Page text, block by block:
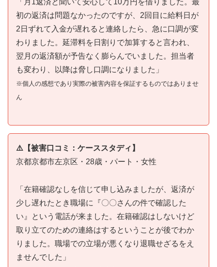
初の返済は問題なかったのですが、2回目に給料日が
2日ずれて入金が遅れると連絡したら、急に口調が変
わりました。延滞料を日割りで加算すると言われ、
翌月の返済額が予告なく膨らんでいました。担当者
も変わり、以降は脅し口調になりました」
※個人の感想であり実際の被害内容を保証するものではありませ
ん
⚠️【被害口コミ：ケーススタディ】
京都京都市左京区・28歳・パート・女性
「在籍確認なしを信じて申し込みましたが、返済が
少し遅れたとき職場に『〇〇さんの件で確認した
い』という電話が来ました。在籍確認はしないけど
取り立てのための連絡はするということが後でわか
りました。職場での立場が悪くなり退職せざるをえ
ませんでした」